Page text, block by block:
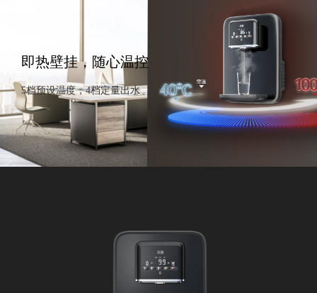
即热壁挂，随心温控
5档预设温度，4档定量出水